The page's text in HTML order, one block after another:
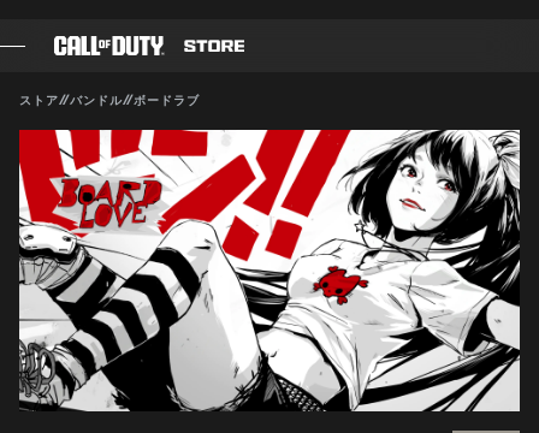
バトルパス
ブラックセル
CODポイント
ギアショップ
COMBAT BUILDS
ストア//バンドル//ボードラブ
対応:
キャンセル
Activisionは、このゲーム内コンテンツをいつでも更新、
変更、削除できるものとします